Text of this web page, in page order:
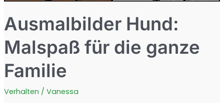
Ausmalbilder Hund:
Malspaß für die ganze
Familie
Verhalten / Vanessa